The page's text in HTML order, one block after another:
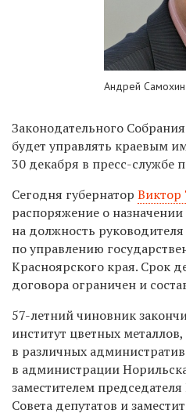
Андрей Самохин
Законодательного
будет управлять краевым
30 декабря в пресс-службе
Сегодня губернатор Виктор
распоряжение о назначении
на должность руководителя
по управлению
Красноярского края. Срок
договора ограничен и
57-летний чиновник
институт цветных
в различных
в администрации
заместителем
Совета депутатов и